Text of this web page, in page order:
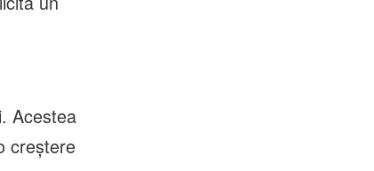
Acestea
creştere